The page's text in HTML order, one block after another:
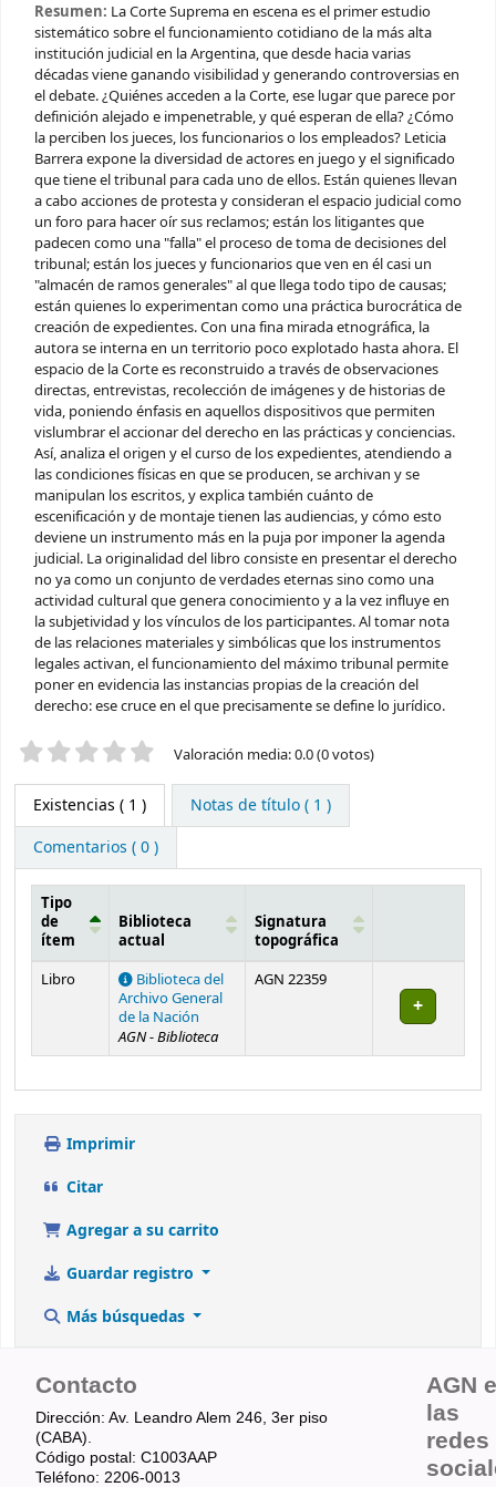
Resumen: La Corte Suprema en escena es el primer estudio
sistemático sobre el funcionamiento cotidiano de la más alta
institución judicial en la Argentina, que desde hacia varias
décadas viene ganando visibilidad y generando controversias en
el debate. ¿Quiénes acceden a la Corte, ese lugar que parece por
definición alejado e impenetrable, y qué esperan de ella? ¿Cómo
la perciben los jueces, los funcionarios o los empleados? Leticia
Barrera expone la diversidad de actores en juego y el significado
que tiene el tribunal para cada uno de ellos. Están quienes llevan
a cabo acciones de protesta y consideran el espacio judicial como
un foro para hacer oír sus reclamos; están los litigantes que
padecen como una "falla" el proceso de toma de decisiones del
tribunal; están los jueces y funcionarios que ven en él casi un
"almacén de ramos generales" al que llega todo tipo de causas;
están quienes lo experimentan como una práctica burocrática de
creación de expedientes. Con una fina mirada etnográfica, la
autora se interna en un territorio poco explotado hasta ahora. El
espacio de la Corte es reconstruido a través de observaciones
directas, entrevistas, recolección de imágenes y de historias de
vida, poniendo énfasis en aquellos dispositivos que permiten
vislumbrar el accionar del derecho en las prácticas y conciencias.
Así, analiza el origen y el curso de los expedientes, atendiendo a
las condiciones físicas en que se producen, se archivan y se
manipulan los escritos, y explica también cuánto de
escenificación y de montaje tienen las audiencias, y cómo esto
deviene un instrumento más en la puja por imponer la agenda
judicial. La originalidad del libro consiste en presentar el derecho
no ya como un conjunto de verdades eternas sino como una
actividad cultural que genera conocimiento y a la vez influye en
la subjetividad y los vínculos de los participantes. Al tomar nota
de las relaciones materiales y simbólicas que los instrumentos
legales activan, el funcionamiento del máximo tribunal permite
poner en evidencia las instancias propias de la creación del
derecho: ese cruce en el que precisamente se define lo jurídico.
Valoración Valoración media: 0.0 (0 votos)
Existencias ( 1 )
Notas de título ( 1 )
Comentarios ( 0 )
Existencias
Tipo
de
ítem
Biblioteca
actual
Signatura
topográfica
Libro
Biblioteca del
Archivo General
de la Nación
AGN - Biblioteca
AGN 22359
Imprimir
Citar
Agregar a su carrito
Guardar registro
Más búsquedas
Contacto
Dirección: Av. Leandro Alem 246, 3er piso
(CABA).
Código postal: C1003AAP
Teléfono: 2206-0013
AGN
las
redes